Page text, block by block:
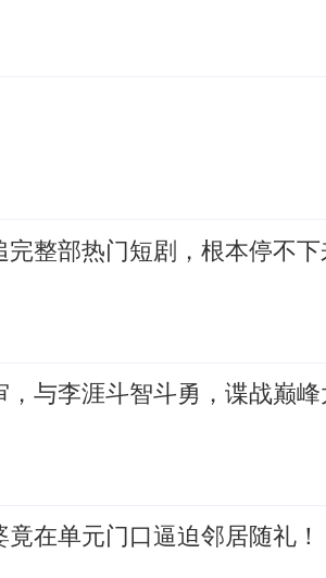
整部热门短剧，根本停不下
与李涯斗智斗勇，谍战巅峰
在单元门口逼迫邻居随礼！